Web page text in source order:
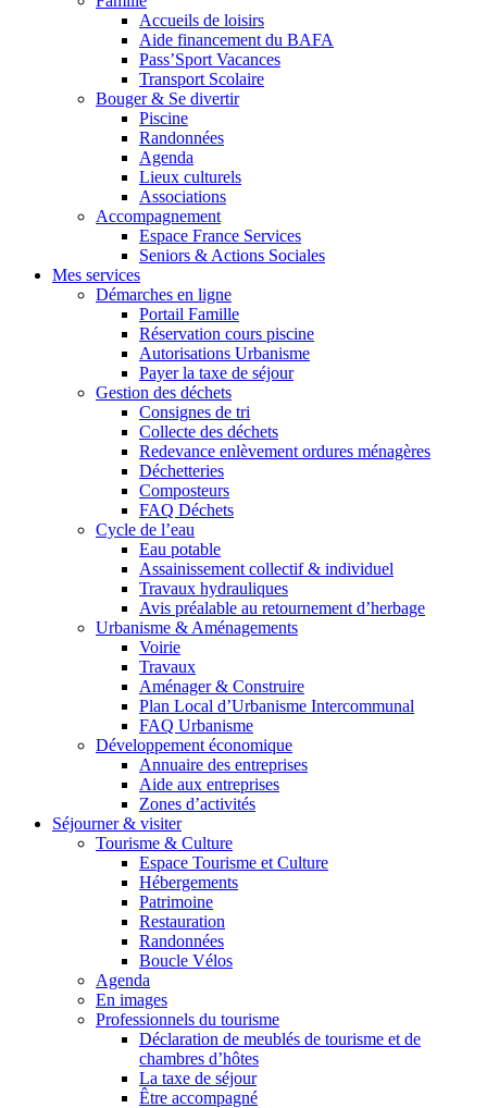
Accueils de loisirs
Aide financement du BAFA
Pass’Sport Vacances
Transport Scolaire
Bouger & Se divertir
Piscine
Randonnées
Agenda
Lieux culturels
Associations
Accompagnement
Espace France Services
Seniors & Actions Sociales
Mes services
Démarches en ligne
Portail Famille
Réservation cours piscine
Autorisations Urbanisme
Payer la taxe de séjour
Gestion des déchets
Consignes de tri
Collecte des déchets
Redevance enlèvement ordures ménagères
Déchetteries
Composteurs
FAQ Déchets
Cycle de l’eau
Eau potable
Assainissement collectif & individuel
Travaux hydrauliques
Avis préalable au retournement d’herbage
Urbanisme & Aménagements
Voirie
Travaux
Aménager & Construire
Plan Local d’Urbanisme Intercommunal
FAQ Urbanisme
Développement économique
Annuaire des entreprises
Aide aux entreprises
Zones d’activités
Séjourner & visiter
Tourisme & Culture
Espace Tourisme et Culture
Hébergements
Patrimoine
Restauration
Randonnées
Boucle Vélos
Agenda
En images
Professionnels du tourisme
Déclaration de meublés de tourisme et de
chambres d’hôtes
La taxe de séjour
Être accompagné